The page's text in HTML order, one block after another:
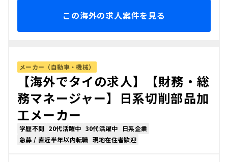
この海外の求人案件を見る
メーカー（自動車・機械）
【海外でタイの求人】【財務・総
務マネージャー】日系切削部品加
工メーカー
学歴不問 20代活躍中 30代活躍中
日系企業
急募 / 直近半年以内転職 現地在住者歓迎